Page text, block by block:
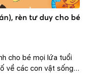
rèn tư duy cho bé
cho bé mọi lứa tuổi
về các con vật sống